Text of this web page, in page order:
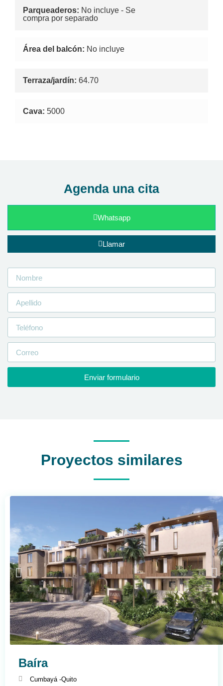
Parqueaderos: No incluye - Se
compra por separado
Área del balcón: No incluye
Terraza/jardín: 64.70
Cava: 5000
Agenda una cita
Whatsapp
Llamar
Enviar formulario
Proyectos similares
Baíra
Cumbayá -Quito